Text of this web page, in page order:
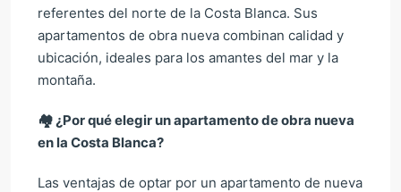
referentes del norte de la Costa Blanca. Sus
apartamentos de obra nueva combinan calidad y
ubicación, ideales para los amantes del mar y la
montaña.
🏘️¿Por qué elegir un apartamento de obra nueva
en la Costa Blanca?
Las ventajas de optar por un apartamento de nueva